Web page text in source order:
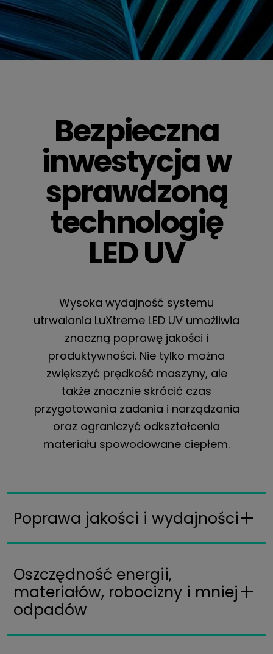
Bezpieczna
inwestycja w
sprawdzoną
technologię
LED UV
Wysoka wydajność systemu
utrwalania LuXtreme LED UV umożliwia
znaczną poprawę jakości i
produktywności. Nie tylko można
zwiększyć prędkość maszyny, ale
także znacznie skrócić czas
przygotowania zadania i narządzania
oraz ograniczyć odkształcenia
materiału spowodowane ciepłem.
Poprawa jakości i wydajności
Oszczędność energii,
materiałów, robocizny i mniej
odpadów